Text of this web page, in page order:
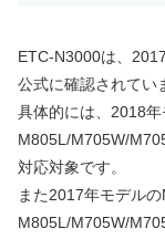
ETC-N3000は、
公式に確認されてい
具体的には、2018
M805L/M705W/
対応対象です。
また2017年モデル
M805L/M705W/